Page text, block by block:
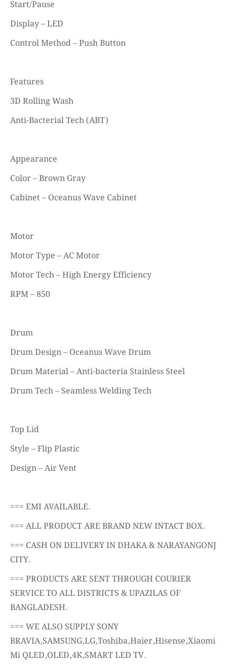
Start/Pause
Display – LED
Control Method – Push Button
Features
3D Rolling Wash
Anti-Bacterial Tech (ABT)
Appearance
Color – Brown Gray
Cabinet – Oceanus Wave Cabinet
Motor
Motor Type – AC Motor
Motor Tech – High Energy Efficiency
RPM – 850
Drum
Drum Design – Oceanus Wave Drum
Drum Material – Anti-bacteria Stainless Steel
Drum Tech – Seamless Welding Tech
Top Lid
Style – Flip Plastic
Design – Air Vent
=== EMI AVAILABLE.
=== ALL PRODUCT ARE BRAND NEW INTACT BOX.
=== CASH ON DELIVERY IN DHAKA & NARAYANGONJ
CITY.
=== PRODUCTS ARE SENT THROUGH COURIER
SERVICE TO ALL DISTRICTS & UPAZILAS OF
BANGLADESH.
=== WE ALSO SUPPLY SONY
BRAVIA,SAMSUNG,LG,Toshiba,Haier,Hisense,Xiaomi
Mi QLED,OLED,4K,SMART LED TV.